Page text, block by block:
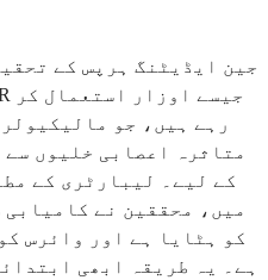
جین ایڈیٹنگ ہرپس کے
رہے ہیں، جو
متاثرہ اعصابی خلیوں
کے لیے۔ لیبارٹری کے
میں، محققین نے
کو ہٹایا ہے اور وائرس
ہے۔ یہ طریقہ ابھی